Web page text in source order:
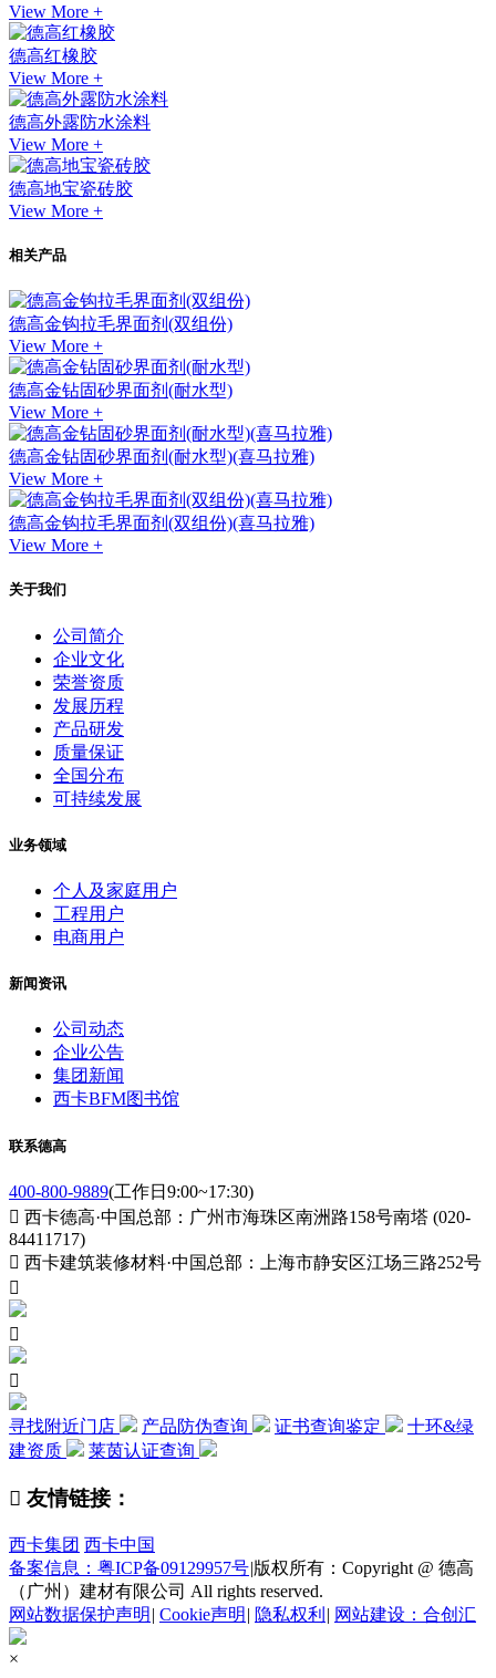
View More +
德高红橡胶
View More +
德高外露防水涂料
View More +
德高地宝瓷砖胶
View More +
相关产品
德高金钩拉毛界面剂(双组份)
View More +
德高金钻固砂界面剂(耐水型)
View More +
德高金钻固砂界面剂(耐水型)(喜马拉雅)
View More +
德高金钩拉毛界面剂(双组份)(喜马拉雅)
View More +
关于我们
公司简介
企业文化
荣誉资质
发展历程
产品研发
质量保证
全国分布
可持续发展
业务领域
个人及家庭用户
工程用户
电商用户
新闻资讯
公司动态
企业公告
集团新闻
西卡BFM图书馆
联系德高
400-800-9889(工作日9:00~17:30)
 西卡德高·中国总部：广州市海珠区南洲路158号南塔 (020-
84411717)
 西卡建筑装修材料·中国总部：上海市静安区江场三路252号



寻找附近门店 产品防伪查询 证书查询鉴定
十环&绿
建资质
莱茵认证查询
 友情链接：
西卡集团 西卡中国
备案信息：粤ICP备09129957号|版权所有：Copyright @ 德高
（广州）建材有限公司 All rights reserved.
网站数据保护声明 | Cookie声明 | 隐私权利 | 网站建设：合创汇
×